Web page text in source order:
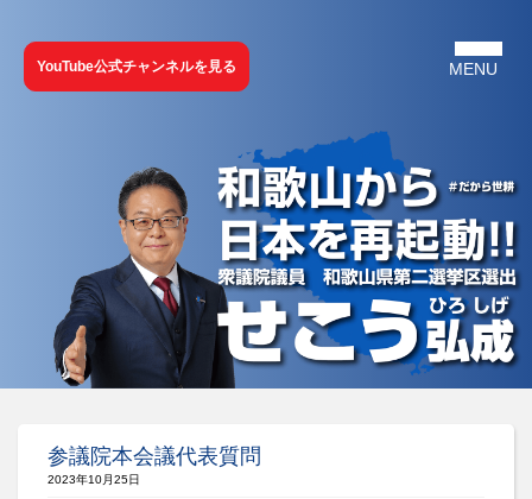
YouTube公式チャンネルを見る
参議院本会議代表質問
2023年10月25日